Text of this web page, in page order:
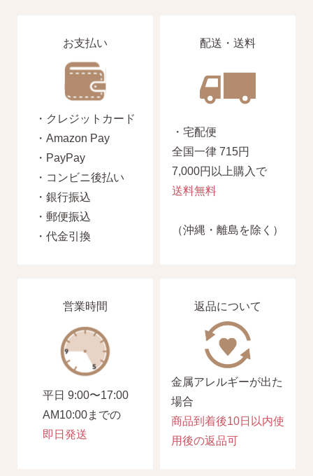
お買い物について
なでしこスタイルについて
季節ごとにリボンのカラーが変わる「特性ピアスケース」
お支払い
・クレジットカード
・Amazon Pay
・PayPay
・コンビニ後払い
・銀行振込
・郵便振込
・代金引換
配送・送料
・宅配便
全国一律 715円
7,000円以上購入で
送料無料
（沖縄・離島を除く）
営業時間
平日 9:00〜17:00
AM10:00までの
即日発送
返品について
金属アレルギーが出た
場合
商品到着後10日以内使
用後の返品可